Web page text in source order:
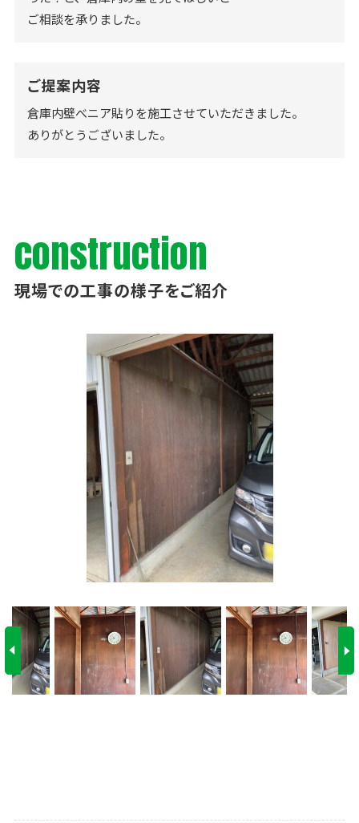
ご相談を承りました。
ご提案内容
倉庫内壁べニア貼りを施工させていただきました。
ありがとうございました。
construction
現場での工事の様子をご紹介